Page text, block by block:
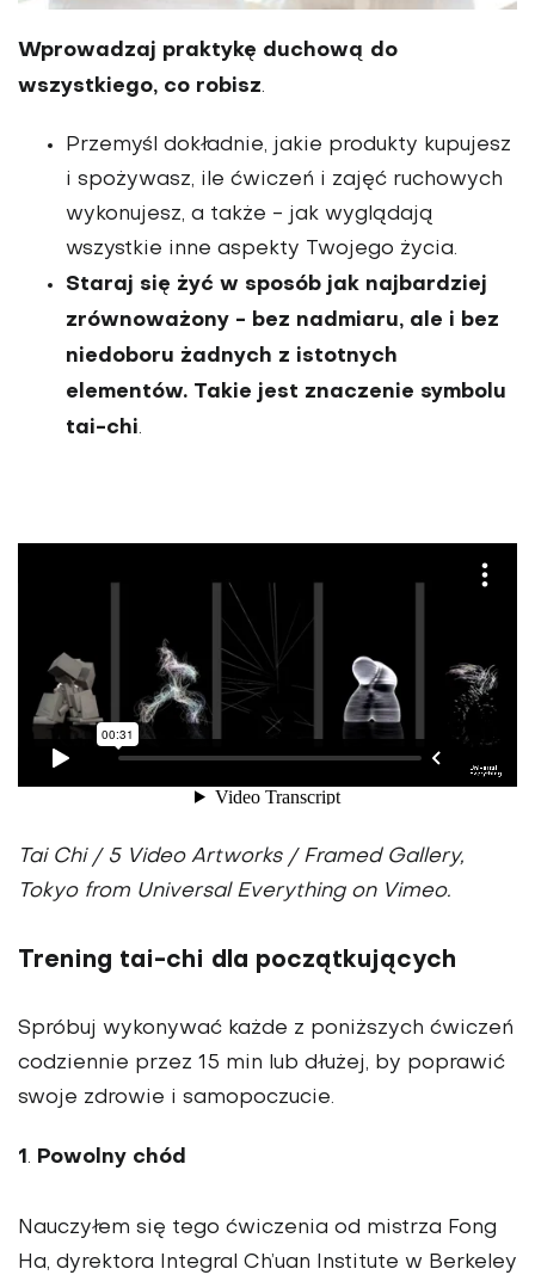
Wprowadzaj praktykę duchową do
wszystkiego, co robisz.
Przemyśl dokładnie, jakie produkty kupujesz
i spożywasz, ile ćwiczeń i zajęć ruchowych
wykonujesz, a także - jak wyglądają
wszystkie inne aspekty Twojego życia.
Staraj się żyć w sposób jak najbardziej
zrównoważony - bez nadmiaru, ale i bez
niedoboru żadnych z istotnych
elementów. Takie jest znaczenie symbolu
tai-chi.
Tai Chi / 5 Video Artworks / Framed Gallery,
Tokyo from Universal Everything on Vimeo.
Trening tai-chi dla początkujących
Spróbuj wykonywać każde z poniższych ćwiczeń
codziennie przez 15 min lub dłużej, by poprawić
swoje zdrowie i samopoczucie.
1 . Powolny chód
Nauczyłem się tego ćwiczenia od mistrza Fong
Ha, dyrektora Integral Ch’uan Institute w Berkeley